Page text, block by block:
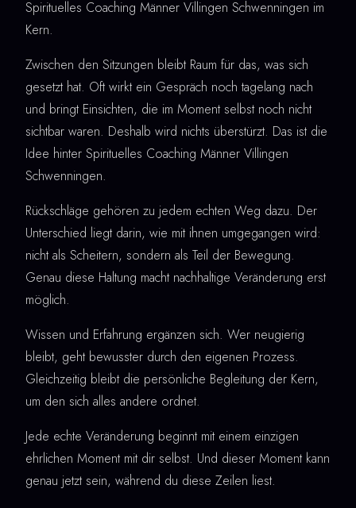
Spirituelles Coaching Männer Villingen Schwenningen im
Kern.
Zwischen den Sitzungen bleibt Raum für das, was sich
gesetzt hat. Oft wirkt ein Gespräch noch tagelang nach
und bringt Einsichten, die im Moment selbst noch nicht
sichtbar waren. Deshalb wird nichts überstürzt. Das ist die
Idee hinter Spirituelles Coaching Männer Villingen
Schwenningen.
Rückschläge gehören zu jedem echten Weg dazu. Der
Unterschied liegt darin, wie mit ihnen umgegangen wird:
nicht als Scheitern, sondern als Teil der Bewegung.
Genau diese Haltung macht nachhaltige Veränderung erst
möglich.
Wissen und Erfahrung ergänzen sich. Wer neugierig
bleibt, geht bewusster durch den eigenen Prozess.
Gleichzeitig bleibt die persönliche Begleitung der Kern,
um den sich alles andere ordnet.
Jede echte Veränderung beginnt mit einem einzigen
ehrlichen Moment mit dir selbst. Und dieser Moment kann
genau jetzt sein, während du diese Zeilen liest.